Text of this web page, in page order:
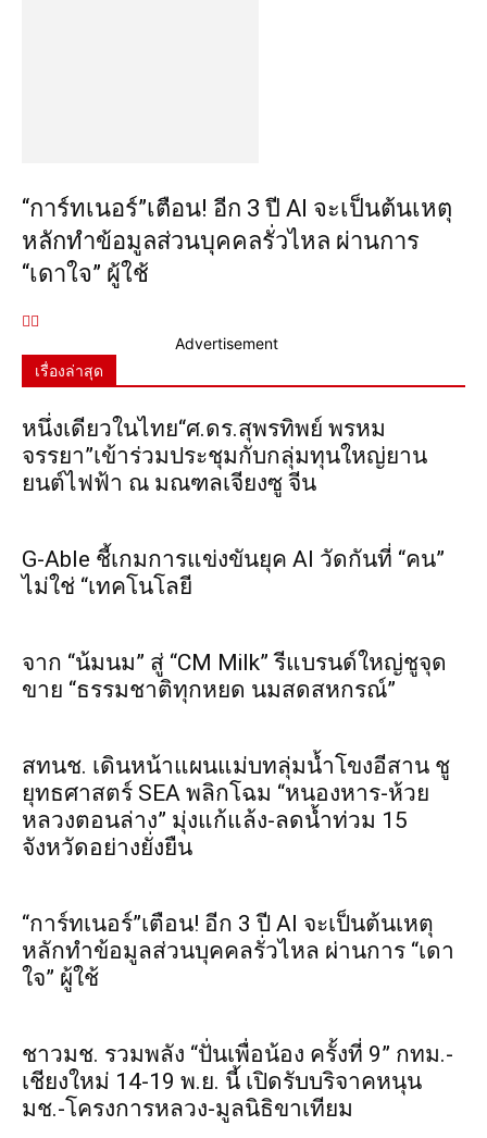
“การ์ทเนอร์”เตือน! อีก 3 ปี AI จะเป็นต้นเหตุ
หลักทำข้อมูลส่วนบุคคลรั่วไหล ผ่านการ
“เดาใจ” ผู้ใช้
Advertisement
เรื่องล่าสุด
หนึ่งเดียวในไทย“ศ.ดร.สุพรทิพย์ พรหม
จรรยา”เข้าร่วมประชุมกับกลุ่มทุนใหญ่ยาน
ยนต์ไฟฟ้า ณ มณฑลเจียงซู จีน
G-Able ชี้เกมการแข่งขันยุค AI วัดกันที่ “คน”
ไม่ใช่ “เทคโนโลยี
จาก “น้มนม” สู่ “CM Milk” รีแบรนด์ใหญ่ชูจุด
ขาย “ธรรมชาติทุกหยด นมสดสหกรณ์”
สทนช. เดินหน้าแผนแม่บทลุ่มน้ำโขงอีสาน ชู
ยุทธศาสตร์ SEA พลิกโฉม “หนองหาร-ห้วย
หลวงตอนล่าง” มุ่งแก้แล้ง-ลดน้ำท่วม 15
จังหวัดอย่างยั่งยืน
“การ์ทเนอร์”เตือน! อีก 3 ปี AI จะเป็นต้นเหตุ
หลักทำข้อมูลส่วนบุคคลรั่วไหล ผ่านการ “เดา
ใจ” ผู้ใช้
ชาวมช. รวมพลัง “ปั่นเพื่อน้อง ครั้งที่ 9” กทม.-
เชียงใหม่ 14-19 พ.ย. นี้ เปิดรับบริจาคหนุน
มช.-โครงการหลวง-มูลนิธิขาเทียม